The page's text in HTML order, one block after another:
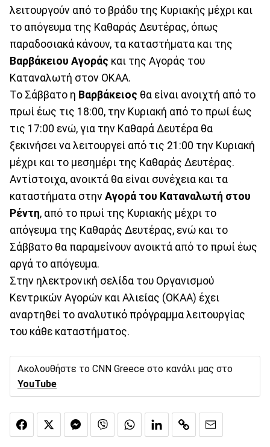
λειτουργούν από το βράδυ της Κυριακής μέχρι και
το απόγευμα της Καθαράς Δευτέρας, όπως
παραδοσιακά κάνουν, τα καταστήματα και της
Βαρβάκειου Αγοράς και της Αγοράς του
Καταναλωτή στον ΟΚΑΑ.
Το Σάββατο η Βαρβάκειος θα είναι ανοιχτή από το
πρωί έως τις 18:00, την Κυριακή από το πρωί έως
τις 17:00 ενώ, για την Καθαρά Δευτέρα θα
ξεκινήσει να λειτουργεί από τις 21:00 την Κυριακή
μέχρι και το μεσημέρι της Καθαράς Δευτέρας.
Αντίστοιχα, ανοικτά θα είναι συνέχεια και τα
καταστήματα στην Αγορά του Καταναλωτή στου
Ρέντη, από το πρωί της Κυριακής μέχρι το
απόγευμα της Καθαράς Δευτέρας, ενώ και το
Σάββατο θα παραμείνουν ανοικτά από το πρωί έως
αργά το απόγευμα.
Στην ηλεκτρονική σελίδα του Οργανισμού
Κεντρικών Αγορών και Αλιείας (ΟΚΑΑ) έχει
αναρτηθεί το αναλυτικό πρόγραμμα λειτουργίας
του κάθε καταστήματος.
Ακολουθήστε το CNN Greece στο κανάλι μας στο
YouTube